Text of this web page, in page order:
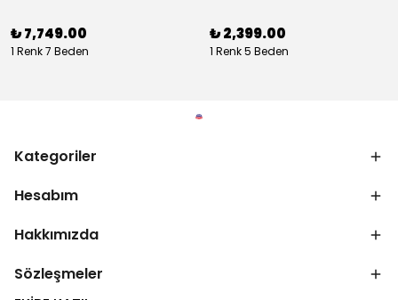
₺ 7,749.00
1 Renk 7 Beden
₺ 2,399.00
1 Renk 5 Beden
Kategoriler
Hesabım
Hakkımızda
Sözleşmeler